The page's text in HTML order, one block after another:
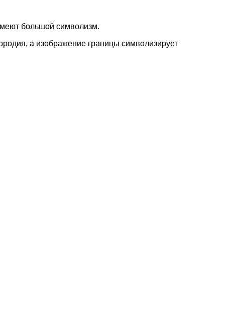
большой символизм.
а изображение границы символизирует